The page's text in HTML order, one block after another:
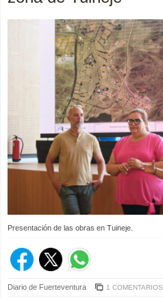
Presentación de las obras en Tuineje.
Diario de Fuerteventura 1 COMENTARIOS